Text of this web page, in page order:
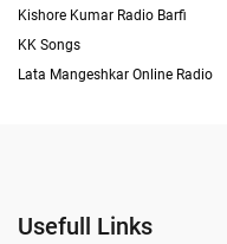
Kishore Kumar Radio Barfi
KK Songs
Lata Mangeshkar Online Radio
Usefull Links